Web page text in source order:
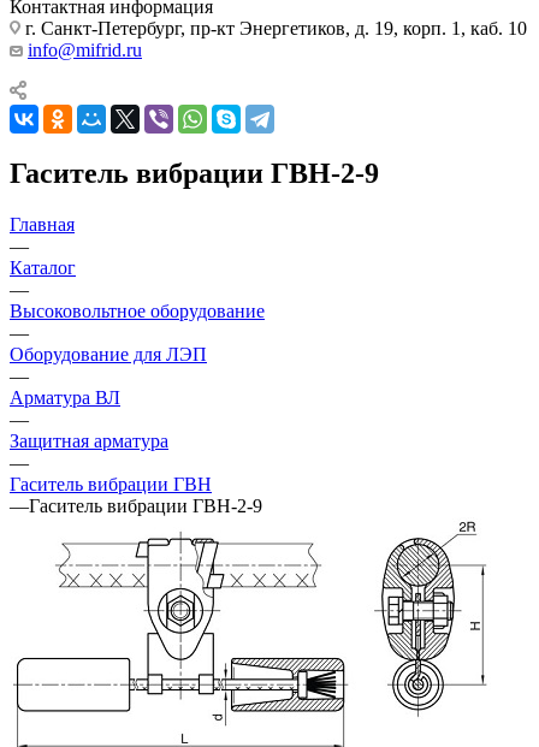
Контактная информация
г. Санкт-Петербург, пр-кт Энергетиков, д. 19, корп. 1, каб. 10
info@mifrid.ru
Гаситель вибрации ГВН-2-9
Главная
—
Каталог
—
Высоковольтное оборудование
—
Оборудование для ЛЭП
—
Арматура ВЛ
—
Защитная арматура
—
Гаситель вибрации ГВН
—Гаситель вибрации ГВН-2-9